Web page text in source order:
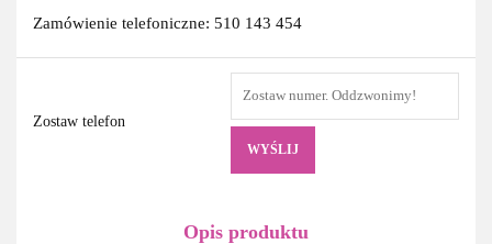
Zamówienie telefoniczne: 510 143 454
Zostaw telefon
WYŚLIJ
Opis produktu